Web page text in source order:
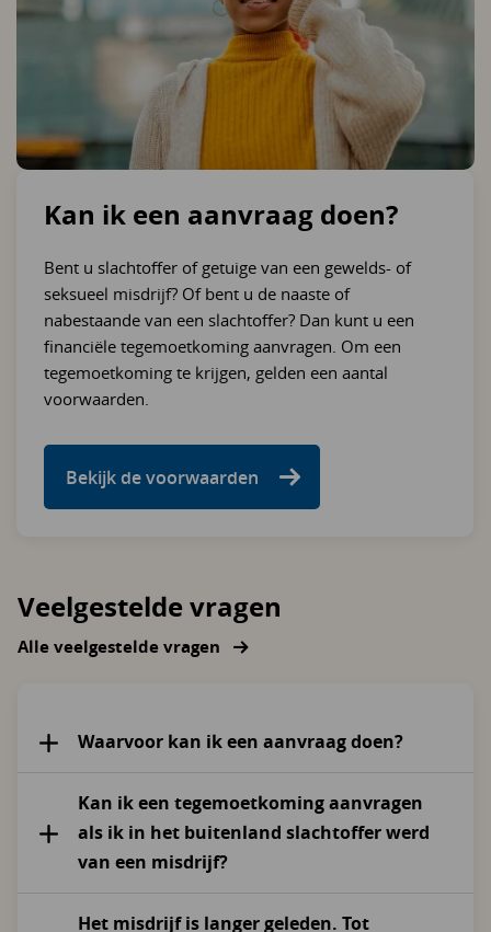
Kan ik een aanvraag doen?
Bent u slachtoffer of getuige van een gewelds- of
seksueel misdrijf? Of bent u de naaste of
nabestaande van een slachtoffer? Dan kunt u een
financiële tegemoetkoming aanvragen. Om een
tegemoetkoming te krijgen, gelden een aantal
voorwaarden.
Bekijk de voorwaarden
Veelgestelde vragen
Alle veelgestelde vragen
Waarvoor kan ik een aanvraag doen?
Kan ik een tegemoetkoming aanvragen
als ik in het buitenland slachtoffer werd
van een misdrijf?
Het misdrijf is langer geleden. Tot